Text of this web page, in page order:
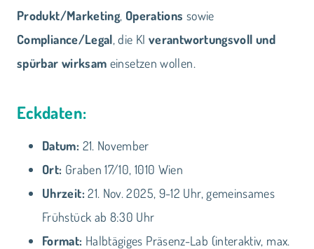
Produkt/Marketing, Operations sowie
Compliance/Legal, die KIverantwortungsvoll und
spürbar wirksam einsetzen wollen.
Eckdaten:
Datum: 21. November
Ort: Graben 17/10, 1010 Wien
Uhrzeit:21. Nov. 2025, 9-12 Uhr, gemeinsames
Frühstück ab 8:30 Uhr
Format: Halbtägiges Präsenz-Lab (interaktiv, max.